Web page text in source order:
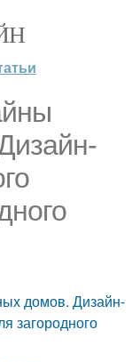
домов. Дизайн-
загородного